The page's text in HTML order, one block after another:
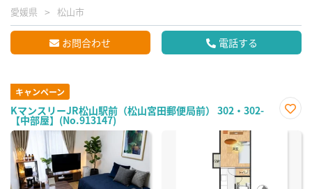
愛媛県 松山市
お問合わせ 電話する
キャンペーン
KマンスリーJR松山駅前（松山宮田郵便局前） 302・302-
【中部屋】(No.913147)
に入